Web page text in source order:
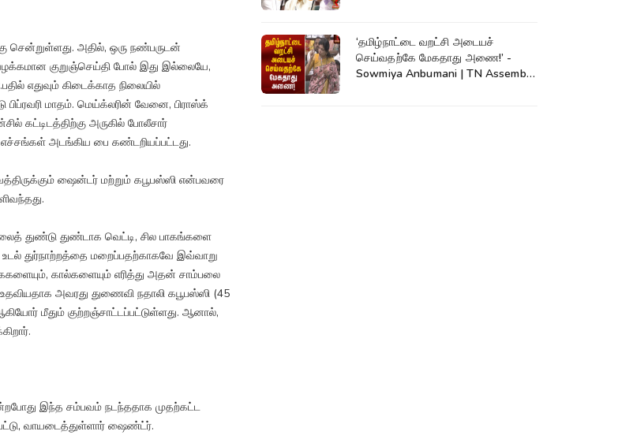
சென்றுள்ளது. அதில், ஒரு நண்பருடன்
வழக்கமான குறுஞ்செய்தி போல் இது இல்லையே,
எதுவும் கிடைக்காத நிலையில்
மாதம். மெய்க்லரின் வேனை, பிராஸ்க்
கட்டிடத்திற்கு அருகில் போலீசார்
அடங்கிய பை கண்டறியப்பட்டது.
ஷைன்டர் மற்றும் கபூபஸ்ஸி என்பவரை
துண்டு துண்டாக வெட்டி, சில பாகங்களை
துர்நாற்றத்தை மறைப்பதற்காகவே இவ்வாறு
கால்களையும் எரித்து அதன் சாம்பலை
அவரது துணைவி நதாலி கபூபஸ்ஸி (45
மீதும் குற்றஞ்சாட்டப்பட்டுள்ளது. ஆனால்,
இந்த சம்பவம் நடந்ததாக முதற்கட்ட
வாயடைத்துள்ளார் ஷைண்ட்ர்.
‘தமிழ்நாட்டை வறட்சி அடையச்
செய்வதற்கே மேகதாது அணை!’ -
Sowmiya Anbumani | TN Assembly